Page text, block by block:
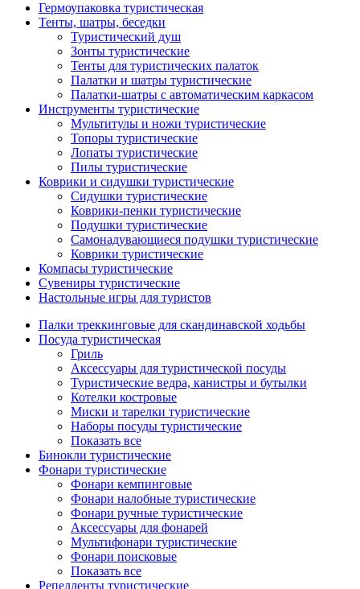
Гермоупаковка туристическая
Тенты, шатры, беседки
Туристический душ
Зонты туристические
Тенты для туристических палаток
Палатки и шатры туристические
Палатки-шатры с автоматическим каркасом
Инструменты туристические
Мультитулы и ножи туристические
Топоры туристические
Лопаты туристические
Пилы туристические
Коврики и сидушки туристические
Сидушки туристические
Коврики-пенки туристические
Подушки туристические
Самонадувающиеся подушки туристические
Коврики туристические
Компасы туристические
Сувениры туристические
Настольные игры для туристов
Палки треккинговые для скандинавской ходьбы
Посуда туристическая
Гриль
Аксессуары для туристической посуды
Туристические ведра, канистры и бутылки
Котелки костровые
Миски и тарелки туристические
Наборы посуды туристические
Показать все
Бинокли туристические
Фонари туристические
Фонари кемпинговые
Фонари налобные туристические
Фонари ручные туристические
Аксессуары для фонарей
Мультифонари туристические
Фонари поисковые
Показать все
Репелленты туристические